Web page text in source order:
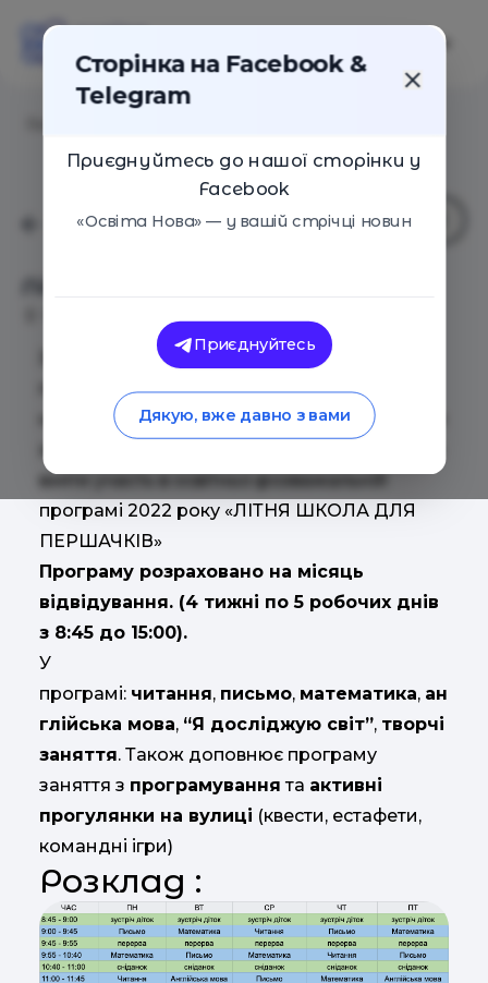
Запрошуємо першокласників, учнів які
переходять з першого до другого класу,
надолужити втрачені знання або отримати
взяти участь в освітньо-розважальній
програмі 2022 року «ЛІТНЯ ШКОЛА ДЛЯ
ПЕРШАЧКІВ»
Програму розраховано на місяць
відвідування. (4 тижні по 5 робочих днів
з 8:45 до 15:00).
У
програмі: читання, письмо, математика, ан
глійська мова, “Я досліджую світ”, творчі
заняття. Також доповнює програму
заняття з програмування та активні
прогулянки на вулиці (квести, естафети,
командні ігри)
Розклад :
Сторінка на Facebook &
Telegram
Приєднуйтесь до нашої сторінки у
Facebook
«Освіта Нова» — у вашій стрічці новин
Приєднуйтесь
Дякую, вже давно з вами